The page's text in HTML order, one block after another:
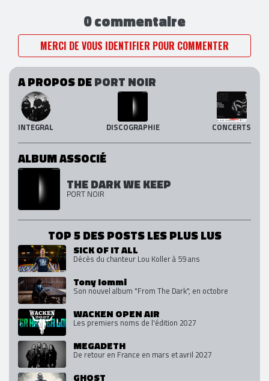
0 commentaire
MERCI DE VOUS IDENTIFIER POUR COMMENTER
A PROPOS DEPORT NOIR
INTEGRAL DISCOGRAPHIE CONCERTS
ALBUM ASSOCIÉ
THE DARK WE KEEP
PORT NOIR
TOP 5 DES POSTS LES PLUS LUS
SICK OF IT ALL
Décès du chanteur Lou Koller à 59 ans
Tony Iommi
Son nouvel album "From The Dark", en octobre
WACKEN OPEN AIR
Les premiers noms de l'édition 2027
MEGADETH
De retour en France en mars et avril 2027
GHOST